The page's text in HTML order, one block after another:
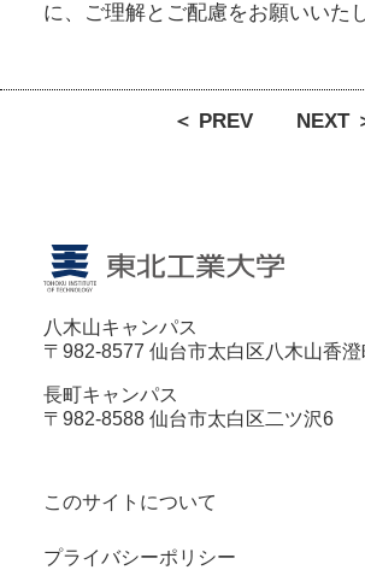
に、ご理解とご配慮をお願いいた
＜ PREV NEXT
八木山キャンパス
〒982-8577 仙台市太白区八木山香澄
長町キャンパス
〒982-8588 仙台市太白区二ツ沢6
このサイトについて
プライバシーポリシー